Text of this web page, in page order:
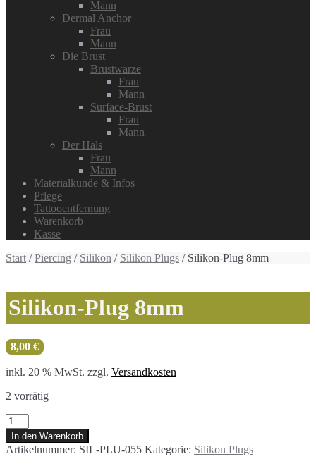
Mann
Dermal Anchor
Frau
Mann
Die Brust
Brustwarze
Frau
Mann
Surface-Brust
Frau
Mann
Der Hals
Frau
Mann
Materialkunde & Infos
Pflege
Tattooentfernung
Warenkorb
Kasse
Start /Piercing / Silikon / Silikon Plugs / Silikon-Plug 8mm
Silikon-Plug 8mm
8,00 €
inkl. 20 % MwSt. zzgl. Versandkosten
2 vorrätig
Silikon-
Plug
8mm
Menge
In den Warenkorb
Artikelnummer: SIL-PLU-055 Kategorie: Silikon Plugs